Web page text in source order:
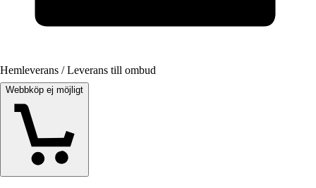
Hemleverans / Leverans till ombud
Webbköp ej möjligt